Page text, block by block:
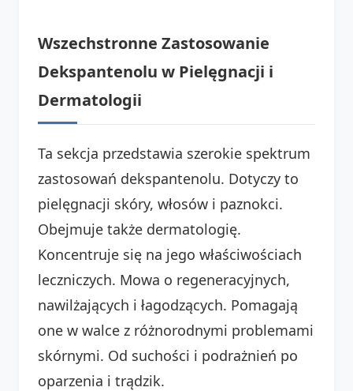
Wszechstronne Zastosowanie
Dekspantenolu w Pielęgnacji i
Dermatologii
Ta sekcja przedstawia szerokie spektrum
zastosowań dekspantenolu. Dotyczy to
pielęgnacji skóry, włosów i paznokci.
Obejmuje także dermatologię.
Koncentruje się na jego właściwościach
leczniczych. Mowa o regeneracyjnych,
nawilżających i łagodzących. Pomagają
one w walce z różnorodnymi problemami
skórnymi. Od suchości i podrażnień po
oparzenia i trądzik.